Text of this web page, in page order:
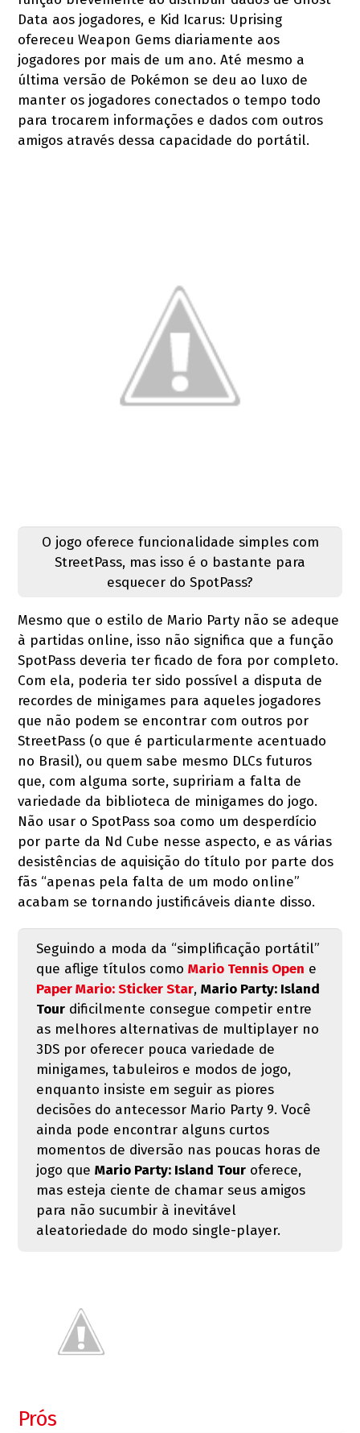
Data aos jogadores, e Kid Icarus: Uprising
ofereceu Weapon Gems diariamente aos
jogadores por mais de um ano. Até mesmo a
última versão de Pokémon se deu ao luxo de
manter os jogadores conectados o tempo todo
para trocarem informações e dados com outros
amigos através dessa capacidade do portátil.
O jogo oferece funcionalidade simples com
StreetPass, mas isso é o bastante para
esquecer do SpotPass?
Mesmo que o estilo de Mario Party não se adeque
à partidas online, isso não significa que a função
SpotPass deveria ter ficado de fora por completo.
Com ela, poderia ter sido possível a disputa de
recordes de minigames para aqueles jogadores
que não podem se encontrar com outros por
StreetPass (o que é particularmente acentuado
no Brasil), ou quem sabe mesmo DLCs futuros
que, com alguma sorte, supririam a falta de
variedade da biblioteca de minigames do jogo.
Não usar o SpotPass soa como um desperdício
por parte da Nd Cube nesse aspecto, e as várias
desistências de aquisição do título por parte dos
fãs “apenas pela falta de um modo online”
acabam se tornando justificáveis diante disso.
Seguindo a moda da “simplificação portátil”
que aflige títulos como Mario Tennis Open e
Paper Mario: Sticker Star, Mario Party: Island
Tourdificilmente consegue competir entre
as melhores alternativas de multiplayer no
3DS por oferecer pouca variedade de
minigames, tabuleiros e modos de jogo,
enquanto insiste em seguir as piores
decisões do antecessor Mario Party 9. Você
ainda pode encontrar alguns curtos
momentos de diversão nas poucas horas de
jogo que Mario Party: Island Touroferece,
mas esteja ciente de chamar seus amigos
para não sucumbir à inevitável
aleatoriedade do modo single-player.
Prós